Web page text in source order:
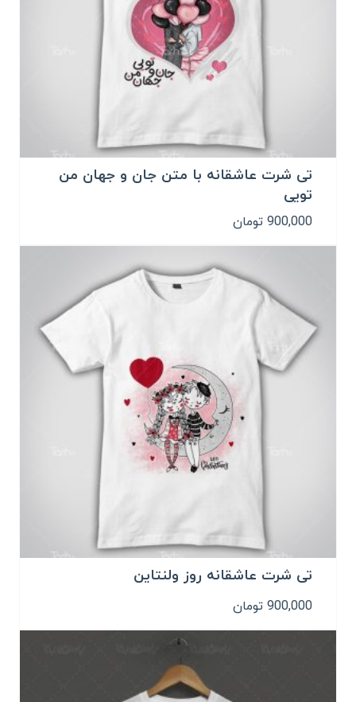
تی شرت عاشقانه با متن جان و جهان من
تویی
900,000 تومان
تی شرت عاشقانه روز ولنتاین
900,000 تومان